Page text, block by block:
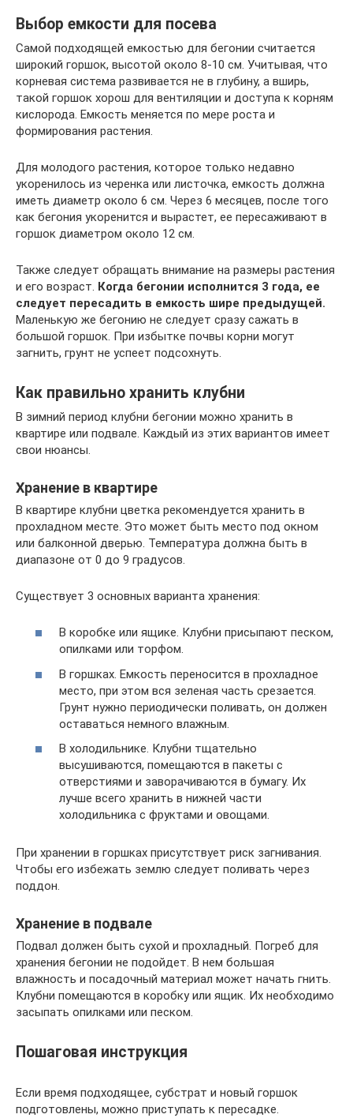
Выбор емкости для посева
Самой подходящей емкостью для бегонии считается
широкий горшок, высотой около 8-10 см. Учитывая, что
корневая система развивается не в глубину, а вширь,
такой горшок хорош для вентиляции и доступа к корням
кислорода. Емкость меняется по мере роста и
формирования растения.
Для молодого растения, которое только недавно
укоренилось из черенка или листочка, емкость должна
иметь диаметр около 6 см. Через 6 месяцев, после того
как бегония укоренится и вырастет, ее пересаживают в
горшок диаметром около 12 см.
Также следует обращать внимание на размеры растения
и его возраст. Когда бегонии исполнится 3 года, ее
следует пересадить в емкость шире предыдущей.
Маленькую же бегонию не следует сразу сажать в
большой горшок. При избытке почвы корни могут
загнить, грунт не успеет подсохнуть.
Как правильно хранить клубни
В зимний период клубни бегонии можно хранить в
квартире или подвале. Каждый из этих вариантов имеет
свои нюансы.
Хранение в квартире
В квартире клубни цветка рекомендуется хранить в
прохладном месте. Это может быть место под окном
или балконной дверью. Температура должна быть в
диапазоне от 0 до 9 градусов.
Существует 3 основных варианта хранения:
В коробке или ящике. Клубни присыпают песком,
опилками или торфом.
В горшках. Емкость переносится в прохладное
место, при этом вся зеленая часть срезается.
Грунт нужно периодически поливать, он должен
оставаться немного влажным.
В холодильнике. Клубни тщательно
высушиваются, помещаются в пакеты с
отверстиями и заворачиваются в бумагу. Их
лучше всего хранить в нижней части
холодильника с фруктами и овощами.
При хранении в горшках присутствует риск загнивания.
Чтобы его избежать землю следует поливать через
поддон.
Хранение в подвале
Подвал должен быть сухой и прохладный. Погреб для
хранения бегонии не подойдет. В нем большая
влажность и посадочный материал может начать гнить.
Клубни помещаются в коробку или ящик. Их необходимо
засыпать опилками или песком.
Пошаговая инструкция
Если время подходящее, субстрат и новый горшок
подготовлены, можно приступать к пересадке.